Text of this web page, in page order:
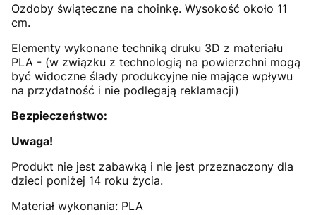
Ozdoby świąteczne na choinkę. Wysokość około 11
cm.
Elementy wykonane techniką druku 3D z materiału
PLA - (w związku z technologią na powierzchni mogą
być widoczne ślady produkcyjne nie mające wpływu
na przydatność i nie podlegają reklamacji)
Bezpieczeństwo:
Uwaga!
Produkt nie jest zabawką i nie jest przeznaczony dla
dzieci poniżej 14 roku życia.
Materiał wykonania: PLA